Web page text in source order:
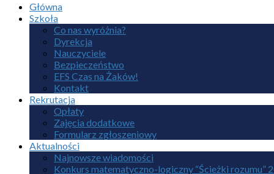
Główna
Szkoła
Co nas wyróżnia?
Dyrekcja
Nauczyciele
Bezpieczeństwo
EFS Czas na Żaków!
Kontakt
Rekrutacja
Opłaty
Zajęcia dodatkowe
Formularz zgłoszeniowy
Aktualności
Najnowsze wiadomości
Konkurs matematyczno-logiczny “Ścieżki rozumu”